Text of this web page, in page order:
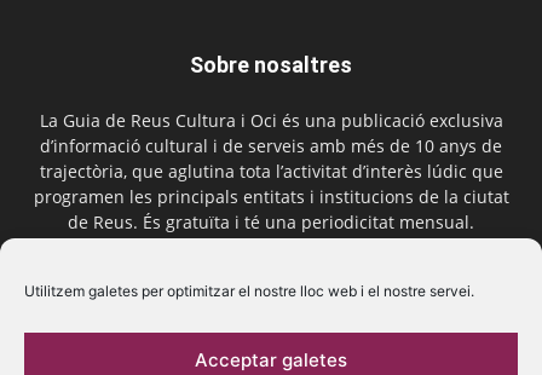
Utilitzem galetes per optimitzar el nostre lloc web i el nostre servei.
Acceptar galetes
Sobre nosaltres
La Guia de Reus Cultura i Oci és una publicació exclusiva
d’informació cultural i de serveis amb més de 10 anys de
trajectòria, que aglutina tota l’activitat d’interès lúdic que
programen les principals entitats i institucions de la ciutat
de Reus. És gratuïta i té una periodicitat mensual.
Segueix-nos